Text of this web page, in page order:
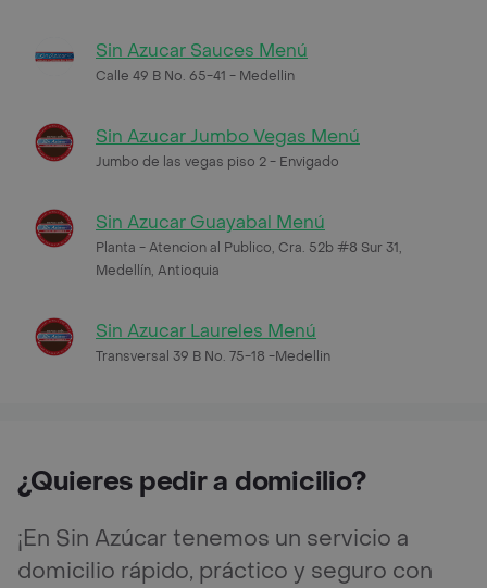
Sin Azucar Sauces Menú
Calle 49 B No. 65-41 - Medellin
Sin Azucar Jumbo Vegas Menú
Jumbo de las vegas piso 2 - Envigado
Sin Azucar Guayabal Menú
Planta - Atencion al Publico, Cra. 52b #8 Sur 31,
Medellín, Antioquia
Sin Azucar Laureles Menú
Transversal 39 B No. 75-18 -Medellin
¿Quieres pedir a domicilio?
¡En Sin Azúcar tenemos un servicio a
domicilio rápido, práctico y seguro con